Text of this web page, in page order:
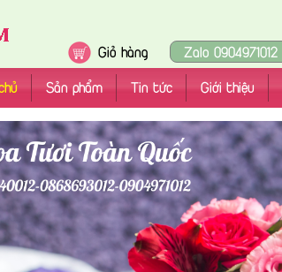
Giỏ hàng Zalo 0904971012
Sản phẩm Tin tức Giới thiệu